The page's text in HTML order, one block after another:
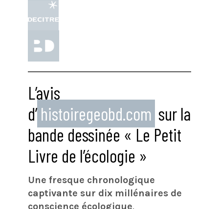
L’avis
d’ histoiregeobd.com sur la
bande dessinée « Le Petit
Livre de l’écologie »
Une fresque chronologique
captivante sur dix millénaires de
conscience écologique.